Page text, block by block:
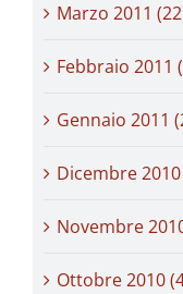
Marzo 2011
Febbraio 2011
Gennaio 2011
Dicembre 2010
Novembre
Ottobre 2010